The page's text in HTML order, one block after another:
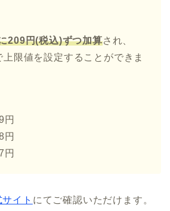
209円(税込)ずつ加算され、
限値を設定することができま
円
円
円
イト にてご確認いただけます。